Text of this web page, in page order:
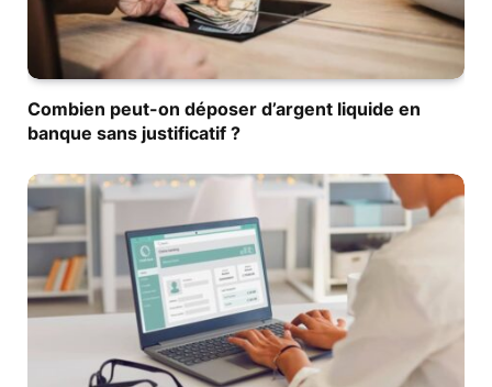
Combien peut-on déposer d’argent liquide en
banque sans justificatif ?